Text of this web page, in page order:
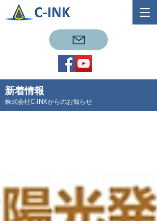
新着情報
株式会社C-INKからのお知らせ